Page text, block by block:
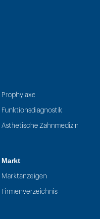
Prophylaxe
Funktionsdiagnostik
Ästhetische Zahnmedizin
Markt
Marktanzeigen
Firmenverzeichnis